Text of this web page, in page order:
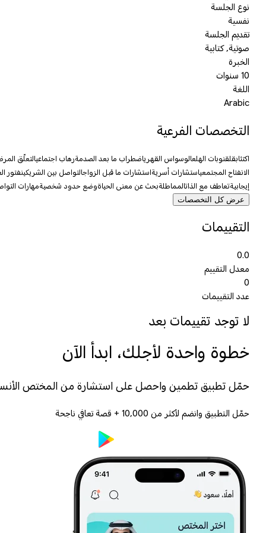
نوع الجلسة
نفسية
تقديم الجلسة
صوتية, كتابية
الخبرة
10 سنوات
اللغة
Arabic
التخصصات الفرعية
اكتئابقلقنوبات الهلعالوسواس القهرياضطراب ما بعد الصدمةرهاب اجتماعيالتعلّق
الانفتاح المجتمعياستشارات أسرية استشارات ما قبل الزواجالتواصل بين الشريكينفتور
إيجابيةتعاطف مع الذاتالمماطلةبحث عن معنى الحياةوضع حدود شخصيةمهارات
عرض كل التخصصات
التقييمات
0.0
معدل التقييم
0
عدد التقييمات
لا توجد تقييمات بعد
خطوة واحدة لأجلك، ابدأ الآن
حمّل تطبيق تطمين واحصل على استشارة من المختص
حمّل التطبيق وانضم لأكثر من 10,000 + قصة تعافي ناجحة